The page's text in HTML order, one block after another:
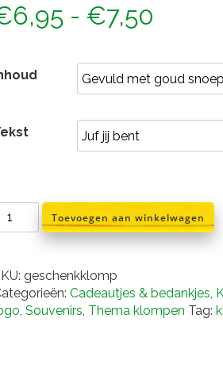
6,95 - €7,50
tot
€7,50
Geschenk
Toevoegen aan winkelwagen
geschenkklomp
Cadeautjes & bedankjes,
,Souvenirs, Thema klompen Tag: